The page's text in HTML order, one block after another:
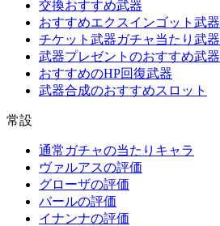
交換おすすめ武器
おすすめエクスインゴット武器
チケット武器ガチャ当たり武器
武器プレゼントのおすすめ武器
おすすめのHP回復武器
武器合成のおすすめスロット
常設
通常ガチャの当たりキャラ
ヴァルアスの評価
グローザの評価
バールの評価
イナンナの評価